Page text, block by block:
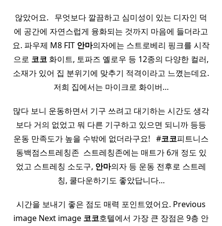
않았어요. ​ ​ 무엇보다 깔끔하고 심미성이 있는 디자인 덕
에 공간에 자연스럽게 융화되는 것까지 마음에 들더라고
요. 파우제 M8 FIT 안마의자에는 스트로베리 핑크를 시작
으로 코코 화이트, 토파즈 옐로우 등 12종의 다양한 컬러,
소재가 있어 집 분위기에 맞추기 적격이라고 느꼈는데요.
저희 집에서는 마이크로 화이버…
많다 보니 운동하면서 기구 쓰려고 대기하는 시간도 생각
보다 거의 없었고 뭐 다른 기구하고 있으면 되니까 등등
운동 만족도가 높을 수밖에 없더라구요! ​ ​ #코코피트니스
동백점스트레칭존 ​ 스트레칭존에는 매트가 6개 정도 있
었고 스트레칭 소도구, 안마의자 등 운동 전후로 스트레
칭, 쿨다운하기도 좋았답니다…
시간을 보내기 좋은 점도 매력 포인트였어요. Previous
image Next image 코코호텔에서 가장 큰 장점은 9층 안